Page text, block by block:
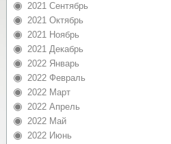
2021 Сентябрь
2021 Октябрь
2021 Ноябрь
2021 Декабрь
2022 Январь
2022 Февраль
2022 Март
2022 Апрель
2022 Май
2022 Июнь